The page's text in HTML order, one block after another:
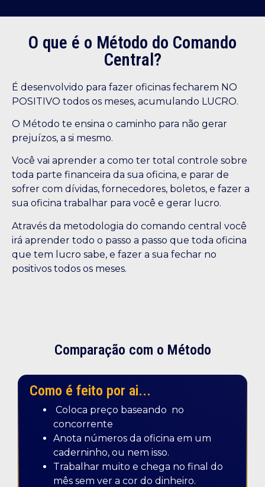
O que é o Método do Comando
Central?
É desenvolvido para fazer oficinas fecharem NO
POSITIVO todos os meses, acumulando LUCRO.
O Método te ensina o caminho para não gerar
prejuízos, a si mesmo.
Você vai aprender a como ter total controle sobre
toda parte financeira da sua oficina, e parar de
sofrer com dívidas, fornecedores, boletos, e fazer a
sua oficina trabalhar para você e gerar lucro.
Através da metodologia do comando central você
irá aprender todo o passo a passo que toda oficina
que tem lucro sabe, e fazer a sua fechar no
positivos todos os meses.
Comparação com o Método
Como é feito por ai...
Coloca preço baseando no
concorrente
Anota números da oficina em um
caderninho, ou nem isso.
Trabalhar muito e chega no final do
mês sem ver a cor do dinheiro.